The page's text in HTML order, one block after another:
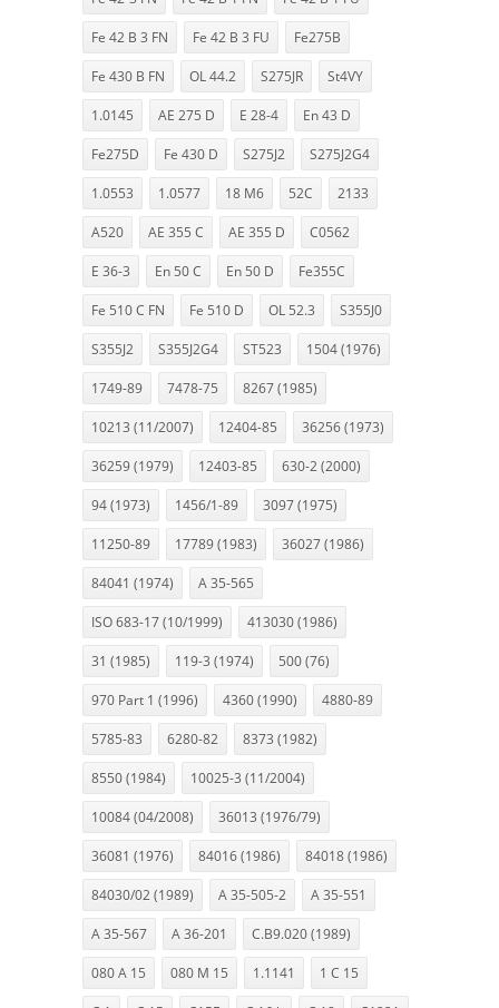
Fe 42 B 3 FN Fe 42 B 3 FU Fe275B
Fe 430 B FN OL 44.2 S275JR St4VY
1.0145 AE 275 D E 28-4 En 43 D
Fe275D Fe 430 D S275J2 S275J2G4
1.0553 1.0577 18 M6 52C 2133
A520 AE 355 C AE 355 D C0562
E 36-3 En 50 C En 50 D Fe355C
Fe 510 C FN Fe 510 D OL 52.3 S355J0
S355J2 S355J2G4 ST523 1504 (1976)
1749-89 7478-75 8267 (1985)
10213 (11/2007) 12404-85 36256 (1973)
36259 (1979) 12403-85 630-2 (2000)
94 (1973) 1456/1-89 3097 (1975)
11250-89 17789 (1983) 36027 (1986)
84041 (1974) A 35-565
ISO 683-17 (10/1999) 413030 (1986)
31 (1985) 119-3 (1974) 500 (76)
970 Part 1 (1996) 4360 (1990) 4880-89
5785-83 6280-82 8373 (1982)
8550 (1984) 10025-3 (11/2004)
10084 (04/2008) 36013 (1976/79)
36081 (1976) 84016 (1986) 84018 (1986)
84030/02 (1989) A 35-505-2 A 35-551
A 35-567 A 36-201 C.B9.020 (1989)
080 A 15 080 M 15 1.1141 1 C 15